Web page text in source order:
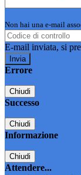
Non hai una e-mail
E-mail inviata, si
Errore
Chiudi
Successo
Chiudi
Informazione
Chiudi
Attendere...